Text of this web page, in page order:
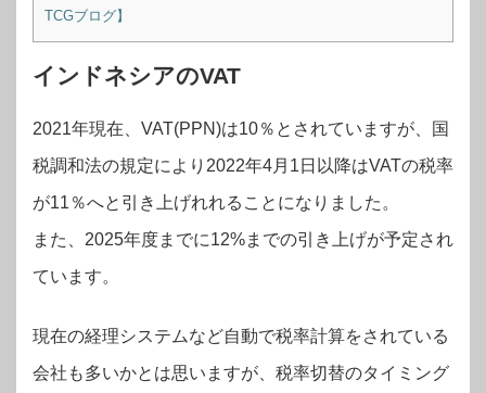
TCGブログ】
インドネシアのVAT
2021年現在、VAT(PPN)は10％とされていますが、国
税調和法の規定により2022年4月1日以降はVATの税率
が11％へと引き上げれれることになりました。
また、2025年度までに12%までの引き上げが予定され
ています。
現在の経理システムなど自動で税率計算をされている
会社も多いかとは思いますが、税率切替のタイミング